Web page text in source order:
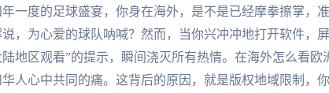
一度的足球盛宴，你身在海外，是不是已经摩拳擦掌，
，为心爱的球队呐喊？然而，当你兴冲冲地打开软件，
陆地区观看”的提示，瞬间浇灭所有热情。在海外怎么看
人心中共同的痛。这背后的原因，就是版权地域限制，